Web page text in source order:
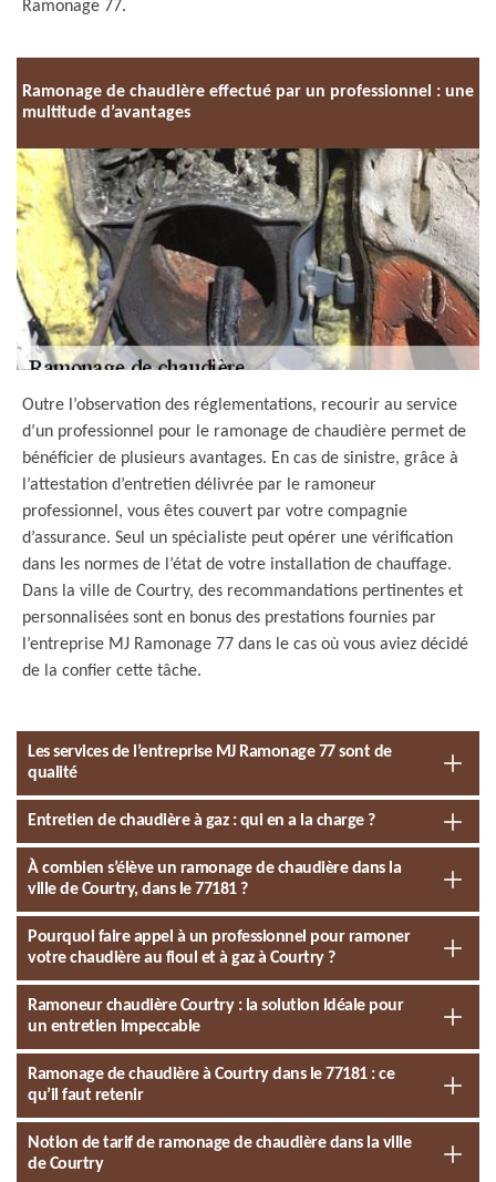
Ramonage 77.
Ramonage de chaudière effectué par un professionnel : une
multitude d’avantages
Outre l’observation des réglementations, recourir au service
d’un professionnel pour le ramonage de chaudière permet de
bénéficier de plusieurs avantages. En cas de sinistre, grâce à
l’attestation d’entretien délivrée par le ramoneur
professionnel, vous êtes couvert par votre compagnie
d’assurance. Seul un spécialiste peut opérer une vérification
dans les normes de l’état de votre installation de chauffage.
Dans la ville de Courtry, des recommandations pertinentes et
personnalisées sont en bonus des prestations fournies par
l’entreprise MJ Ramonage 77 dans le cas où vous aviez décidé
de la confier cette tâche.
Les services de l’entreprise MJ Ramonage 77 sont de
qualité
Entretien de chaudière à gaz : qui en a la charge ?
À combien s’élève un ramonage de chaudière dans la
ville de Courtry, dans le 77181 ?
Pourquoi faire appel à un professionnel pour ramoner
votre chaudière au fioul et à gaz à Courtry ?
Ramoneur chaudière Courtry : la solution idéale pour
un entretien impeccable
Ramonage de chaudière à Courtry dans le 77181 : ce
qu’il faut retenir
Notion de tarif de ramonage de chaudière dans la ville
de Courtry